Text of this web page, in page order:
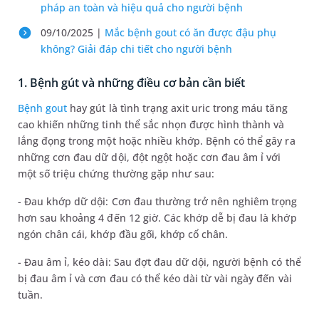
pháp an toàn và hiệu quả cho người bệnh
09/10/2025 | Mắc bệnh gout có ăn được đậu phụ
không? Giải đáp chi tiết cho người bệnh
1. Bệnh gút và những điều cơ bản cần biết
Bệnh gout hay gút là tình trạng axit uric trong máu tăng
cao khiến những tinh thể sắc nhọn được hình thành và
lắng đọng trong một hoặc nhiều khớp. Bệnh có thể gây ra
những cơn đau dữ dội, đột ngột hoặc cơn đau âm ỉ với
một số triệu chứng thường gặp như sau:
- Đau khớp dữ dội: Cơn đau thường trở nên nghiêm trọng
hơn sau khoảng 4 đến 12 giờ. Các khớp dễ bị đau là khớp
ngón chân cái, khớp đầu gối, khớp cổ chân.
- Đau âm ỉ, kéo dài: Sau đợt đau dữ dội, người bệnh có thể
bị đau âm ỉ và cơn đau có thể kéo dài từ vài ngày đến vài
tuần.